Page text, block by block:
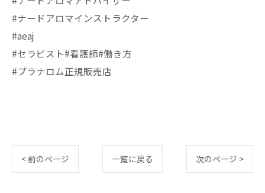
#ナードアロマインストラクター
#aeaj
#セラピスト#看護師#働き方
#プラナロム正規販売店
< 前のページ 一覧に戻る 次のページ >